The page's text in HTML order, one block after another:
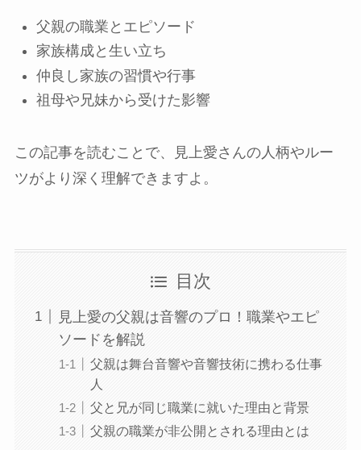
父親の職業とエピソード
家族構成と生い立ち
仲良し家族の習慣や行事
祖母や兄妹から受けた影響
この記事を読むことで、見上愛さんの人柄やルー
ツがより深く理解できますよ。
目次
見上愛の父親は音響のプロ！職業やエピ
ソードを解説
父親は舞台音響や音響技術に携わる仕事
人
父と兄が同じ職業に就いた理由と背景
父親の職業が非公開とされる理由とは